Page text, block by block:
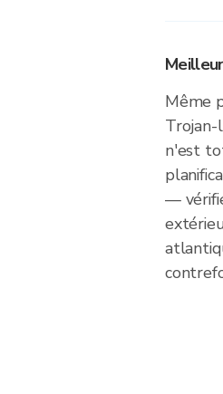
Même
Trojan-
n'est
—